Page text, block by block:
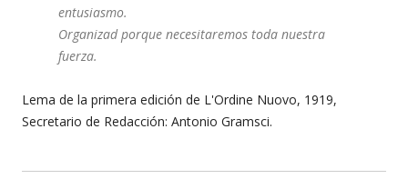
entusiasmo.
Organizad porque necesitaremos toda nuestra
fuerza.
Lema de la primera edición de L'Ordine Nuovo, 1919,
Secretario de Redacción: Antonio Gramsci.